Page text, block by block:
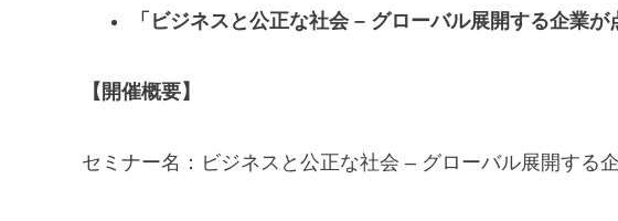
「ビジネスと公正な社会 – グローバル展開する企業
【開催概要】
セミナー名：ビジネスと公正な社会 – グローバル展開する